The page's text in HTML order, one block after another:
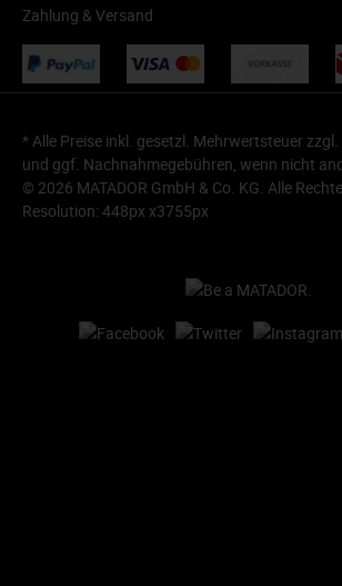
Zahlung & Versand
* Alle Preise inkl. gesetzl. Mehrwertsteuer zzgl.
und ggf. Nachnahmegebühren, wenn nicht
© 2026 MATADOR GmbH & Co. KG. Alle
Resolution: 448px x3755px